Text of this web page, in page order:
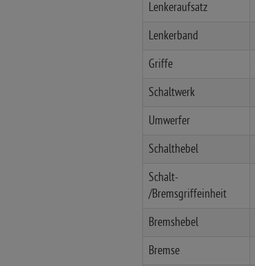
Lenkeraufsatz
Lenkerband
Griffe
Schaltwerk
Umwerfer
Schalthebel
Schalt-
/Bremsgriffeinheit
Bremshebel
Bremse